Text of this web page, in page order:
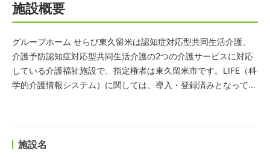
施設概要
グループホーム せらび東久留米は認知症対応型共同生活介護、
介護予防認知症対応型共同生活介護の2つの介護サービスに対応
している介護福祉施設で、指定権者は東久留米市です。LIFE（科
学的介護情報システム）に関しては、導入・登録済みとなってい
施設名